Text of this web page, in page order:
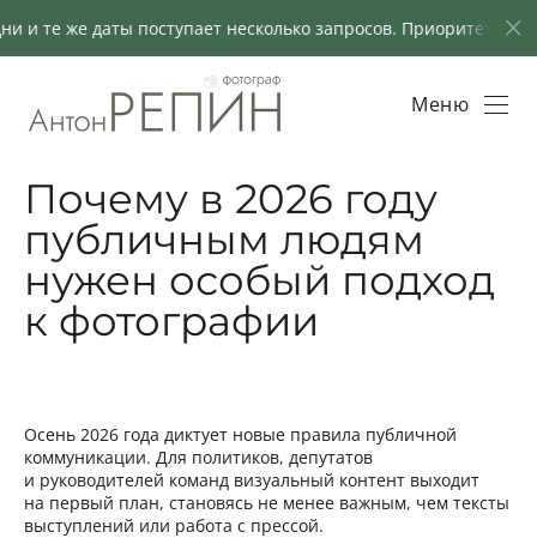
даты поступает несколько запросов. Приоритет отдаётся
Меню
Почему в 2026 году
публичным людям
нужен особый подход
к фотографии
Осень 2026 года диктует новые правила публичной
коммуникации. Для политиков, депутатов
и руководителей команд визуальный контент выходит
на первый план, становясь не менее важным, чем тексты
выступлений или работа с прессой.